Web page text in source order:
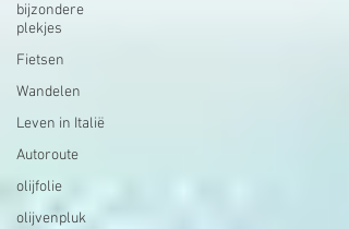
bijzondere
plekjes
Fietsen
Wandelen
Leven in Italië
Autoroute
olijfolie
olijvenpluk